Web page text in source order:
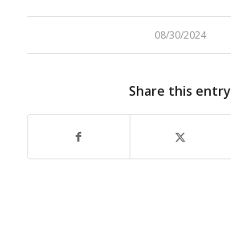
08/30/2024
Share this entry